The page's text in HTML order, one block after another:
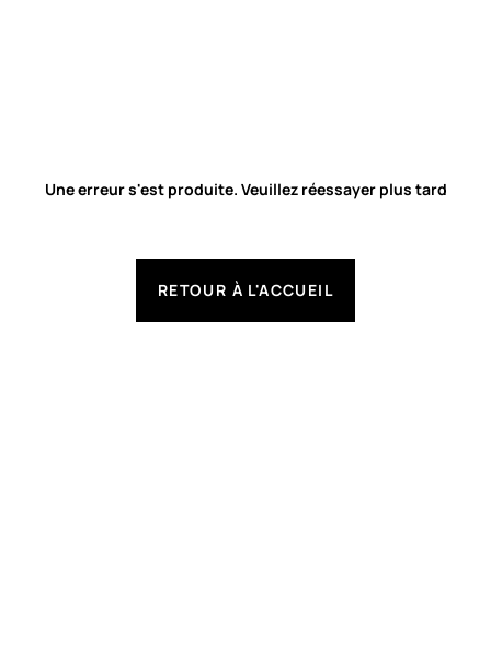
Une erreur s'est produite. Veuillez réessayer plus tard
RETOUR À L'ACCUEIL